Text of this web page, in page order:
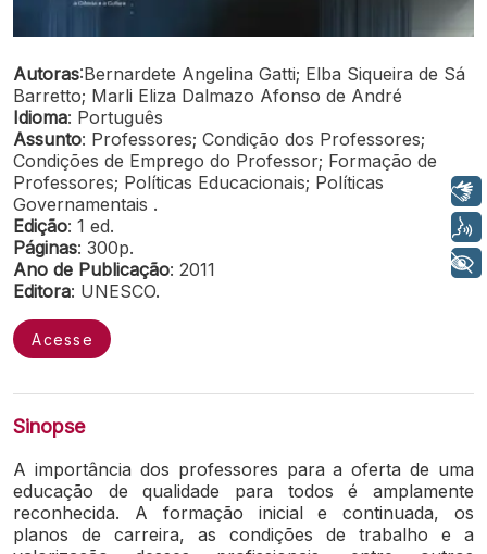
Autoras:Bernardete Angelina Gatti; Elba Siqueira de Sá
Barretto; Marli Eliza Dalmazo Afonso de André
Idioma: Português
Assunto: Professores; Condição dos Professores;
Condições de Emprego do Professor; Formação de
Professores; Políticas Educacionais; Políticas
Governamentais .
Edição: 1 ed.
Páginas: 300p.
Ano de Publicação: 2011
Editora: UNESCO.
Acesse
Sinopse
A importância dos professores para a oferta de uma
educação de qualidade para todos é amplamente
reconhecida. A formação inicial e continuada, os
planos de carreira, as condições de trabalho e a
Libras